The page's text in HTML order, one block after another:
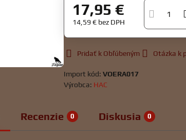
17,95 €
14,59 € bez DPH
Pridať k Obľúbeným Otázka k
Import kód:VOERA017
Výrobca: HAC
Recenzie 0 Diskusia 0